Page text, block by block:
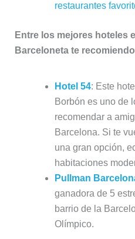
restaurantes
Entre los mejores hoteles
Barceloneta te
Hotel 54: Este
Borbón es uno de
recomendar a
Barcelona. Si te
una gran opción,
habitaciones
Pullman
ganadora de 5
barrio de la
Olímpico.